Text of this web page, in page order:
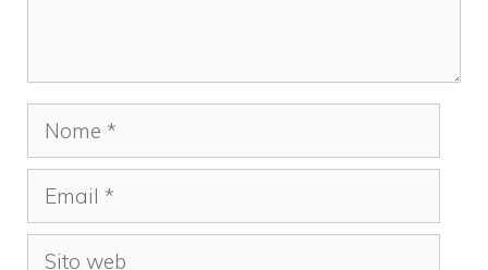
Nome
Email
Sito